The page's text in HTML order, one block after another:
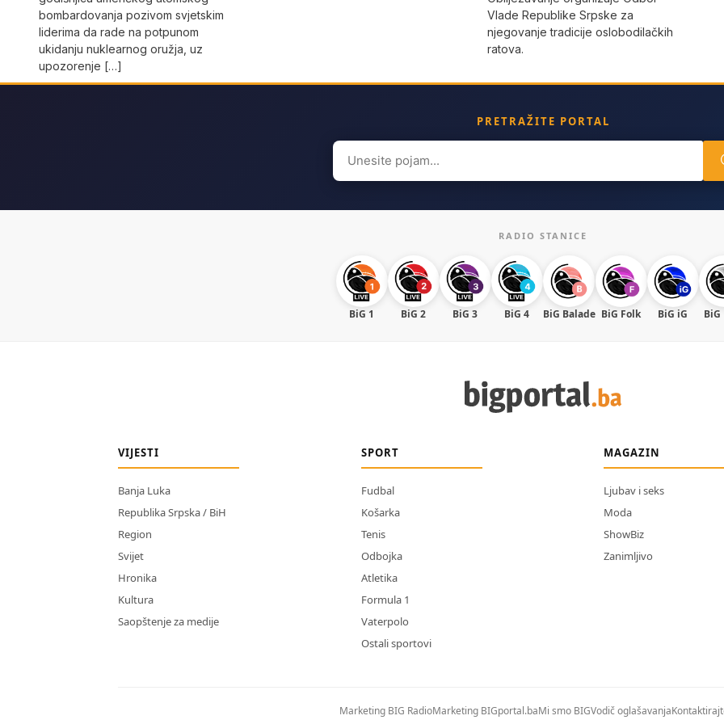
bombardovanja pozivom svjetskim
liderima da rade na potpunom
ukidanju nuklearnog oružja, uz
upozorenje […]
Vlade Republike Srpske za
njegovanje tradicije oslobodilačkih
ratova.
PRETRAŽITE PORTAL
Search
for:
RADIO STANICE
BiG 1 BiG 2 BiG 3 BiG 4 BiG Balade BiG Folk BiG iG BiG
VIJESTI
Banja Luka
Republika Srpska / BiH
Region
Svijet
Hronika
Kultura
Saopštenje za medije
SPORT
Fudbal
Košarka
Tenis
Odbojka
Atletika
Formula 1
Vaterpolo
Ostali sportovi
MAGAZIN
Ljubav i seks
Moda
ShowBiz
Zanimljivo
Marketing BIG RadioMarketing BIGportal.baMi smo BIGVodič oglašavanja